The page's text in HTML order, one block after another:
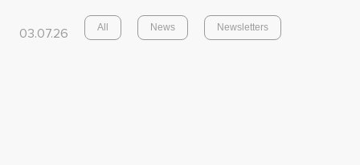
03.07.26 All News Newsletters